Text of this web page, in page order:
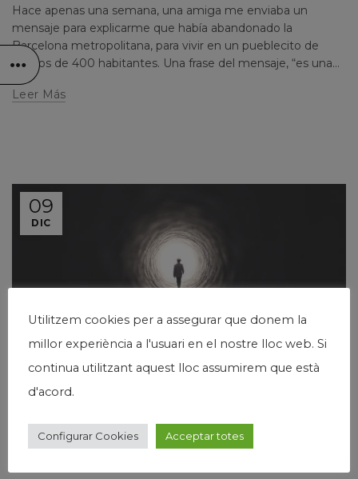
Hace apenas una semana, una amiga me enviaba un
mensaje para explicarme que había abandonado la
Barcelona metropolitana, para vivir en un pueblecito de
menos de 400 habitantes. Una frase del mensaje, “es una...
Leer Más
09
DIC
Humanismo
VIDA EN LOS NO-SITIOS (7)
Utilitzem cookies per a assegurar que donem la
millor experiència a l'usuari en el nostre lloc web. Si
continua utilitzant aquest lloc assumirem que està
d'acord.
Configurar Cookies Acceptar totes